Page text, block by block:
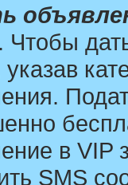
Чтобы
в VIP
SMS